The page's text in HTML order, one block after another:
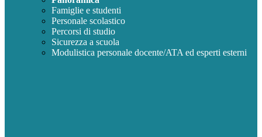
Famiglie e studenti
Personale scolastico
Percorsi di studio
Sicurezza a scuola
Modulistica personale docente/ATA ed esperti esterni